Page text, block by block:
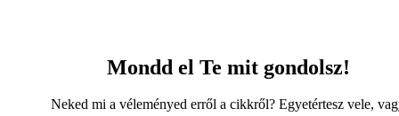
Mondd el Te mit gondolsz!
Neked mi a véleményed erről a cikkről? Egyetértesz vele,